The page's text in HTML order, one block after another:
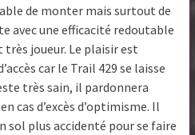
de monter mais surtout de
avec une efficacité redoutable
joueur. Le plaisir est
car le Trail 429 se laisse
très sain, il pardonnera
cas d’excès d’optimisme. Il
sol plus accidenté pour se faire